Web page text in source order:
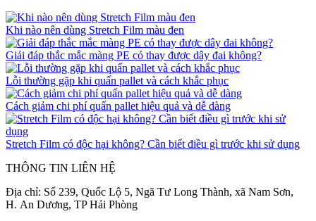
Khi nào nên dùng Stretch Film màu đen
Giải đáp thắc mắc màng PE có thay được dây đai không?
Lỗi thường gặp khi quấn pallet và cách khắc phục
Cách giảm chi phí quấn pallet hiệu quả và dễ dàng
Stretch Film có độc hại không? Cần biết điều gì trước khi sử dụng
THÔNG TIN LIÊN HỆ
Địa chỉ: Số 239, Quốc Lộ 5, Ngã Tư Long Thành, xã Nam Sơn,
H. An Dương, TP Hải Phòng